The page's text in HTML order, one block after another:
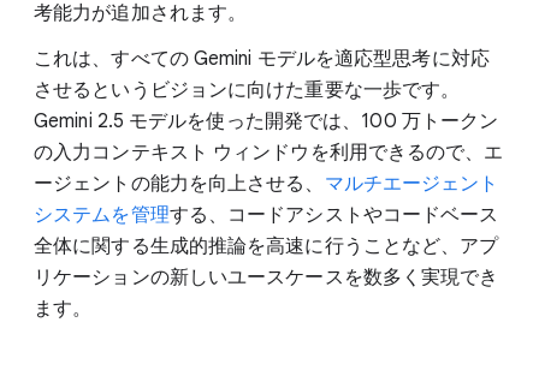
考能力が追加されます。
これは、すべての Gemini モデルを適応型思考に対応
させるというビジョンに向けた重要な一歩です。
Gemini 2.5 モデルを使った開発では、100 万トークン
の入力コンテキスト ウィンドウを利用できるので、エ
ージェントの能力を向上させる、 マルチエージェント
システムを管理する、コードアシストやコードベース
全体に関する生成的推論を高速に行うことなど、アプ
リケーションの新しいユースケースを数多く実現でき
ます。